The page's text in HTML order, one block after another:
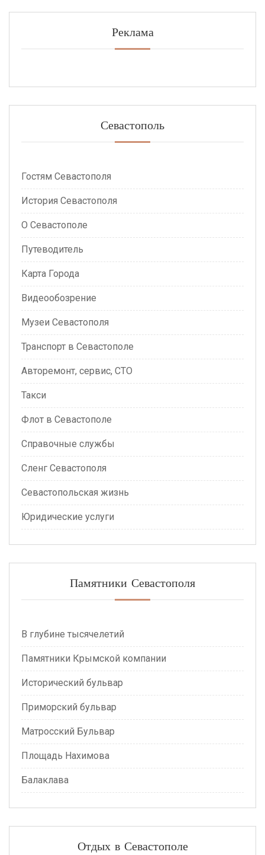
Реклама
Севастополь
Гостям Севастополя
История Севастополя
О Севастополе
Путеводитель
Карта Города
Видеообозрение
Музеи Севастополя
Транспорт в Севастополе
Авторемонт, сервис, СТО
Такси
Флот в Севастополе
Справочные службы
Сленг Севастополя
Севастопольская жизнь
Юридические услуги
Памятники Севастополя
В глубине тысячелетий
Памятники Крымской компании
Исторический бульвар
Приморский бульвар
Матросский Бульвар
Площадь Нахимова
Балаклава
Отдых в Севастополе